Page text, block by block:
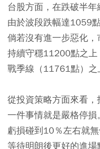
台股方面，在跌破半年
由於波段跌幅達1059
倘若沒有進一步惡化
持續守穩11200點之
戰季線（11761點）之
從投資策略方面來看
一件事情就是嚴格停
虧損碰到10％左右就
等待明朗後更好的進場